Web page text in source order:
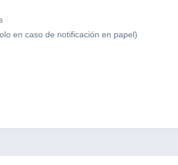
en caso de notificación en papel)